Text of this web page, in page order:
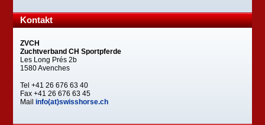
Kontakt
ZVCH
Zuchtverband CH Sportpferde
Les Long Prés 2b
1580 Avenches
Tel +41 26 676 63 40
Fax +41 26 676 63 45
Mailinfo(at)swisshorse.ch